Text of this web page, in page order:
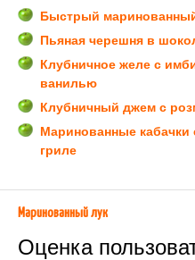
Быстрый
Пьяная черешня в
Клубничное желе с
ванилью
Клубничный джем с
Маринованные кабачки
гриле
Маринованный лук
Оценка